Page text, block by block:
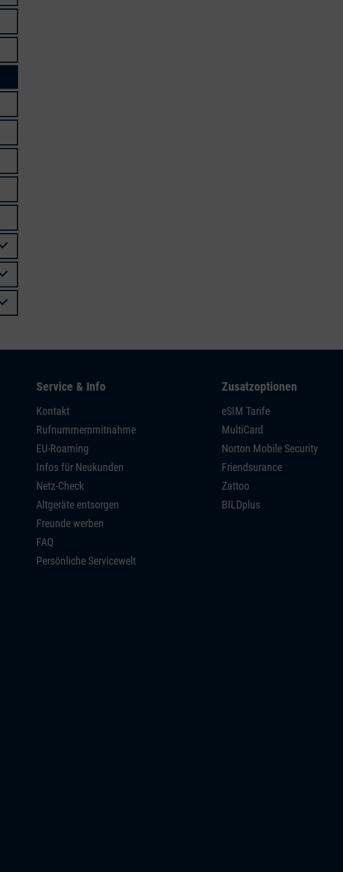
Service & Info
Kontakt
Rufnummernmitnahme
EU-Roaming
Infos für Neukunden
Netz-Check
Altgeräte entsorgen
Freunde werben
FAQ
Persönliche Servicewelt
Zusatzoptionen
eSIM Tarife
MultiCard
Norton Mobile Security
Friendsurance
Zattoo
BILDplus